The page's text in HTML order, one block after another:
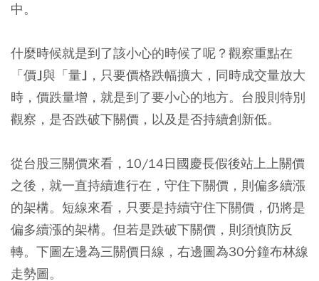
中。
什麼時候就是到了該小心的時候了呢？ 觀察重點在
「價｣與「量｣，只要價格跌幅擴大，同時成交量放大
時，價跌量增，就是到了要小心的地方。台股則特別
觀察，是否跌破下關價，以及是否持續創新低。
從台股三關價來看，10/14日國慶長假後站上上關價
之後，就一直持續進行在，守住下關價，則偏多續漲
的架構。短線來看，只要是持續守住下關價，仍將是
偏多續漲的架構。但若是跌破下關價，則須慎防反
轉。下圖左邊為三關價日線，右邊圖為30分鐘布林線
走勢圖。